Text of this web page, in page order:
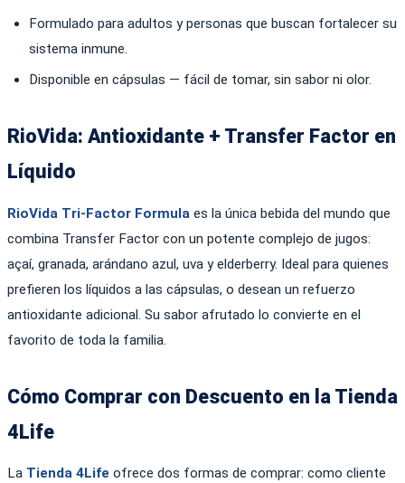
Formulado para adultos y personas que buscan fortalecer su
sistema inmune.
Disponible en cápsulas — fácil de tomar, sin sabor ni olor.
RioVida: Antioxidante + Transfer Factor en
Líquido
RioVida Tri-Factor Formula es la única bebida del mundo que
combina Transfer Factor con un potente complejo de jugos:
açaí, granada, arándano azul, uva y elderberry. Ideal para quienes
prefieren los líquidos a las cápsulas, o desean un refuerzo
antioxidante adicional. Su sabor afrutado lo convierte en el
favorito de toda la familia.
Cómo Comprar con Descuento en la Tienda
4Life
La Tienda 4Life ofrece dos formas de comprar: como cliente